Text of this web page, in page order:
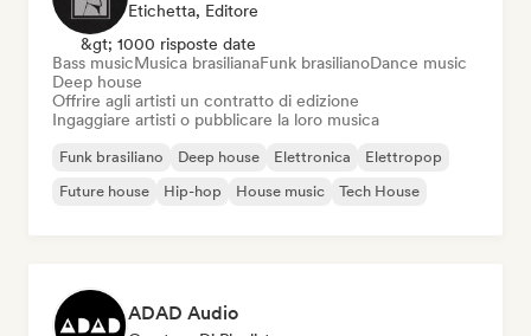
Etichetta, Editore
&gt; 1000 risposte date
Bass musicMusica brasilianaFunk brasilianoDance music
Deep house
Offrire agli artisti un contratto di edizione
Ingaggiare artisti o pubblicare la loro musica
Funk brasiliano Deep house Elettronica
Elettropop
Future house
Hip-hop House music Tech House
ADAD Audio